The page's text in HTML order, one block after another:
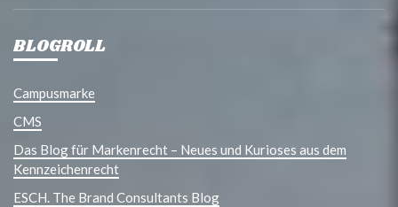
BLOGROLL
Campusmarke
CMS
Das Blog für Markenrecht – Neues und Kurioses aus dem
Kennzeichenrecht
ESCH. The Brand Consultants Blog